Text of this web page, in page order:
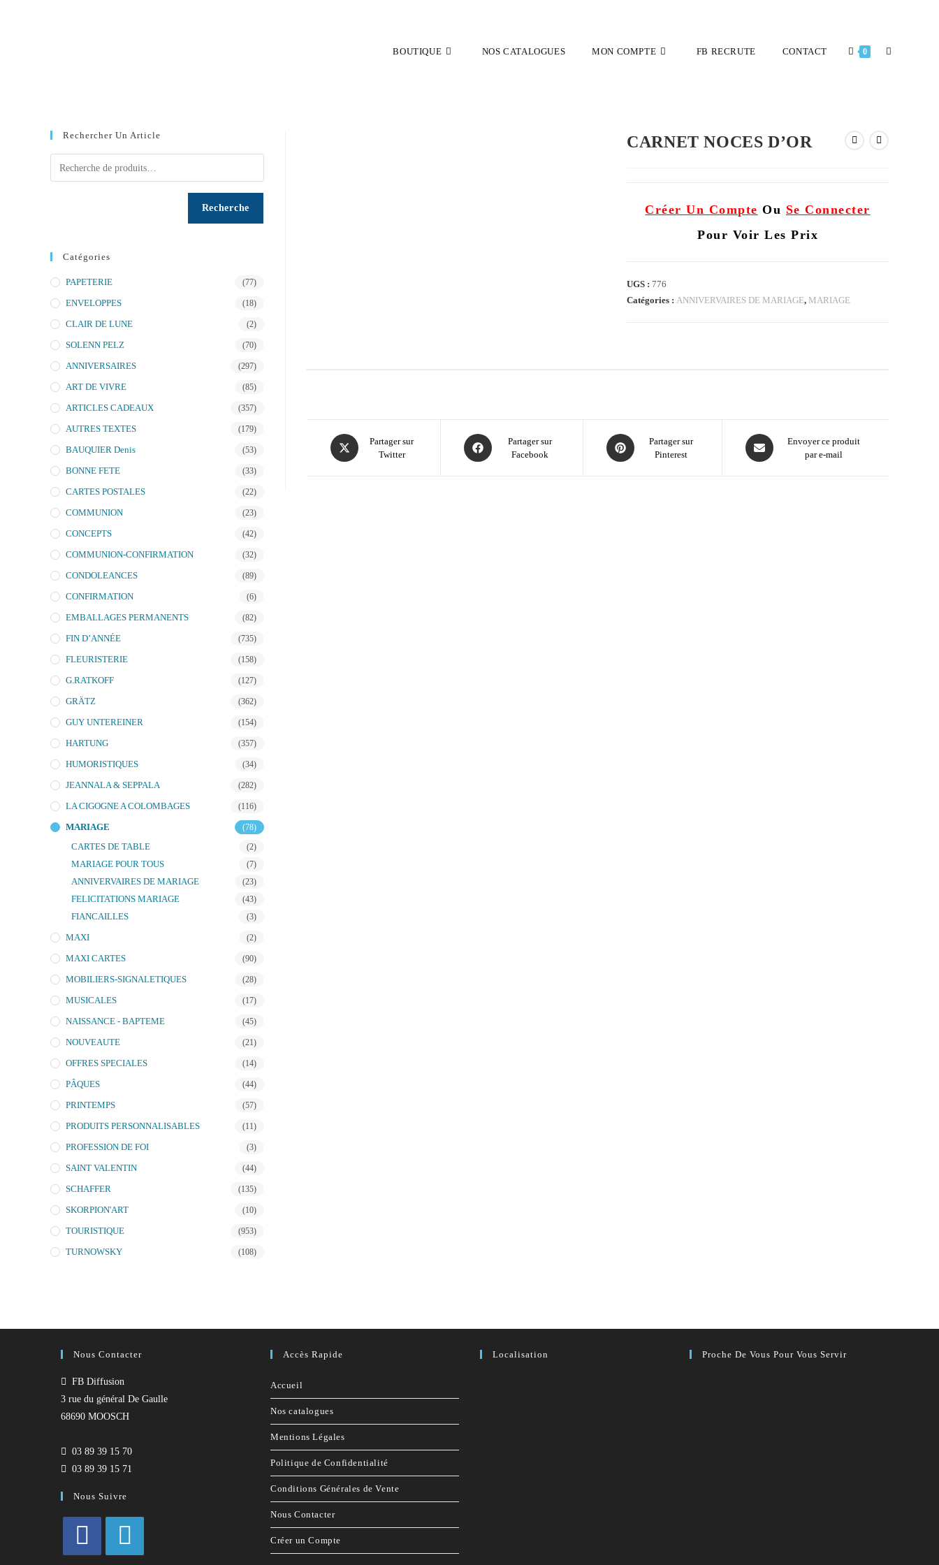
BOUTIQUE NOS CATALOGUES MON COMPTE FB RECRUTE CONTACT 0
CARNET NOCES D’OR
Créer Un Compte Ou Se Connecter
Pour Voir Les Prix
UGS :776
Catégories :ANNIVERVAIRES DE MARIAGE, MARIAGE
Partager sur
Twitter
Partager sur
Facebook
Partager sur
Pinterest
Envoyer ce produit
par e-mail
Rechercher Un Article
Recherche
Catégories
PAPETERIE (77)
ENVELOPPES (18)
CLAIR DE LUNE (2)
SOLENN PELZ (70)
ANNIVERSAIRES (297)
ART DE VIVRE (85)
ARTICLES CADEAUX (357)
AUTRES TEXTES (179)
BAUQUIER Denis (53)
BONNE FETE (33)
CARTES POSTALES (22)
COMMUNION (23)
CONCEPTS (42)
COMMUNION-CONFIRMATION (32)
CONDOLEANCES (89)
CONFIRMATION (6)
EMBALLAGES PERMANENTS (82)
FIN D’ANNÉE (735)
FLEURISTERIE (158)
G.RATKOFF (127)
GRÄTZ (362)
GUY UNTEREINER (154)
HARTUNG (357)
HUMORISTIQUES (34)
JEANNALA & SEPPALA (282)
LA CIGOGNE A COLOMBAGES (116)
MARIAGE (78)
CARTES DE TABLE (2)
MARIAGE POUR TOUS (7)
ANNIVERVAIRES DE MARIAGE (23)
FELICITATIONS MARIAGE (43)
FIANCAILLES (3)
MAXI (2)
MAXI CARTES (90)
MOBILIERS-SIGNALETIQUES (28)
MUSICALES (17)
NAISSANCE - BAPTEME (45)
NOUVEAUTE (21)
OFFRES SPECIALES (14)
PÂQUES (44)
PRINTEMPS (57)
PRODUITS PERSONNALISABLES (11)
PROFESSION DE FOI (3)
SAINT VALENTIN (44)
SCHAFFER (135)
SKORPION'ART (10)
TOURISTIQUE (953)
TURNOWSKY (108)
Nous Contacter
FB Diffusion
3 rue du général De Gaulle
68690 MOOSCH
03 89 39 15 70
03 89 39 15 71
Nous Suivre
Accès Rapide
Accueil
Nos catalogues
Mentions Légales
Politique de Confidentialité
Conditions Générales de Vente
Nous Contacter
Créer un Compte
Localisation Proche De Vous Pour Vous Servir